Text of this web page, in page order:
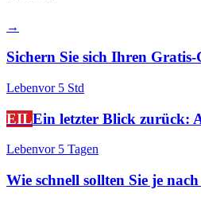
→
Sichern Sie sich Ihren
Lebenvor 5 Std
EILEin letzter Blick zurück:
Lebenvor 5 Tagen
Wie schnell sollten Sie je